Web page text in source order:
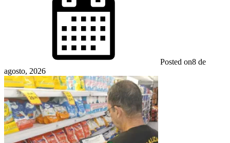
Posted on8 de
agosto, 2026